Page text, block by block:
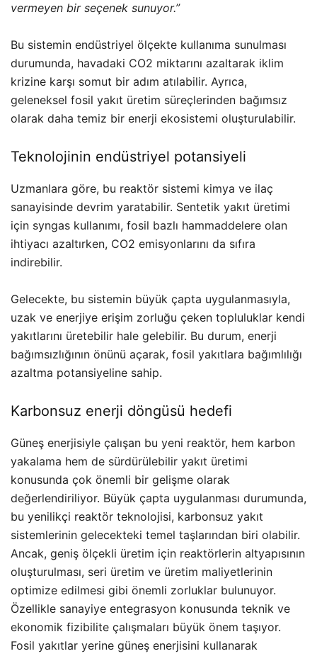
vermeyen bir seçenek sunuyor.”
Bu sistemin endüstriyel ölçekte kullanıma sunulması
durumunda, havadaki CO2 miktarını azaltarak iklim
krizine karşı somut bir adım atılabilir. Ayrıca,
geleneksel fosil yakıt üretim süreçlerinden bağımsız
olarak daha temiz bir enerji ekosistemi oluşturulabilir.
Teknolojinin endüstriyel potansiyeli
Uzmanlara göre, bu reaktör sistemi kimya ve ilaç
sanayisinde devrim yaratabilir. Sentetik yakıt üretimi
için syngas kullanımı, fosil bazlı hammaddelere olan
ihtiyacı azaltırken, CO2 emisyonlarını da sıfıra
indirebilir.
Gelecekte, bu sistemin büyük çapta uygulanmasıyla,
uzak ve enerjiye erişim zorluğu çeken topluluklar kendi
yakıtlarını üretebilir hale gelebilir. Bu durum, enerji
bağımsızlığının önünü açarak, fosil yakıtlara bağımlılığı
azaltma potansiyeline sahip.
Karbonsuz enerji döngüsü hedefi
Güneş enerjisiyle çalışan bu yeni reaktör, hem karbon
yakalama hem de sürdürülebilir yakıt üretimi
konusunda çok önemli bir gelişme olarak
değerlendiriliyor. Büyük çapta uygulanması durumunda,
bu yenilikçi reaktör teknolojisi, karbonsuz yakıt
sistemlerinin gelecekteki temel taşlarından biri olabilir.
Ancak, geniş ölçekli üretim için reaktörlerin altyapısının
oluşturulması, seri üretim ve üretim maliyetlerinin
optimize edilmesi gibi önemli zorluklar bulunuyor.
Özellikle sanayiye entegrasyon konusunda teknik ve
ekonomik fizibilite çalışmaları büyük önem taşıyor.
Fosil yakıtlar yerine güneş enerjisini kullanarak